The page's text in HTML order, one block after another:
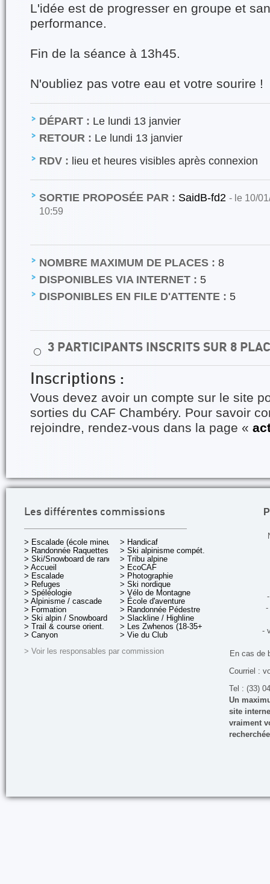
L'idée est de progresser en groupe et
performance.
Fin de la séance à 13h45.
N'oubliez pas votre eau et votre sourire !
DÉPART : Le lundi 13 janvier
RETOUR : Le lundi 13 janvier
RDV : lieu et heures visibles après connexion
SORTIE PROPOSÉE PAR : SaidB-fd2 - le 10/
10:59
NOMBRE MAXIMUM DE PLACES : 8
DISPONIBLES VIA INTERNET : 5
DISPONIBLES EN FILE D'ATTENTE : 5
⚪ 3 PARTICIPANTS INSCRITS SUR 8
Inscriptions :
Vous devez avoir un compte sur le site
sorties du CAF Chambéry. Pour savoir
rejoindre, rendez-vous dans la page «
Les différentes commissions
> Escalade (école mineurs)
> Randonnée Raquettes
> Ski/Snowboard de rando.
> Accueil
> Escalade
> Refuges
> Spéléologie
> Alpinisme / cascade
> Formation
> Ski alpin / Snowboard
> Trail & course orient.
> Canyon
> Handicaf
> Ski alpinisme compét.
> Tribu alpine
> EcoCAF
> Photographie
> Ski nordique
> Vélo de Montagne
> École d'aventure
> Randonnée Pédestre
> Slackline / Highline
> Les Zwhenos (18-35+ ans)
> Vie du Club
> Voir les responsables par commission
-
-
En cas de
Courriel :
Tel : (33)
Un
site
vraiment